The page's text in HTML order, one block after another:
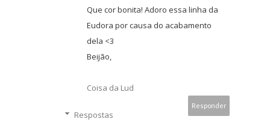
Que cor bonita! Adoro essa linha da
Eudora por causa do acabamento
dela <3
Beijão,
Coisa da Lud
Responder
Respostas